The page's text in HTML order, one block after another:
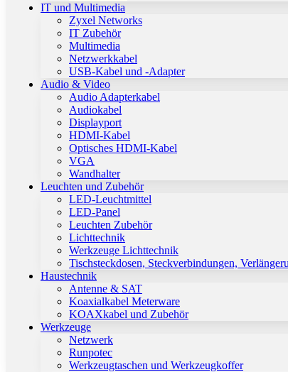
IT und Multimedia
Zyxel Networks
IT Zubehör
Multimedia
Netzwerkkabel
USB-Kabel und -Adapter
Audio & Video
Audio Adapterkabel
Audiokabel
Displayport
HDMI-Kabel
Optisches HDMI-Kabel
VGA
Wandhalter
Leuchten und Zubehör
LED-Leuchtmittel
LED-Panel
Leuchten Zubehör
Lichttechnik
Werkzeuge Lichttechnik
Tischsteckdosen, Steckverbindungen,
Haustechnik
Antenne & SAT
Koaxialkabel Meterware
KOAXkabel und Zubehör
Werkzeuge
Netzwerk
Runpotec
Werkzeugtaschen und Werkzeugkoffer